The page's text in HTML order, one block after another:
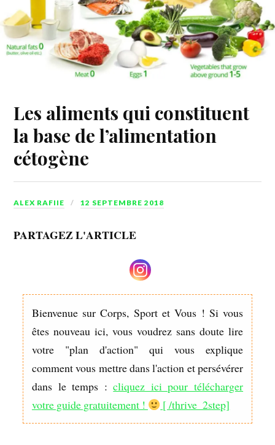
Les aliments qui constituent
la base de l’alimentation
cétogène
ALEX RAFIIE 12 SEPTEMBRE 2018
PARTAGEZ L'ARTICLE
Bienvenue sur Corps, Sport et Vous ! Si vous
êtes nouveau ici, vous voudrez sans doute lire
votre "plan d'action" qui vous explique
comment vous mettre dans l'action et persévérer
dans le temps :cliquez ici pour télécharger
votre guide gratuitement !
[ /thrive_2step]